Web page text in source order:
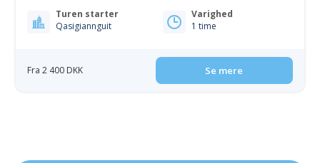
Turen starter
Qasigiannguit
Varighed
1 time
Fra 2 400 DKK Se mere